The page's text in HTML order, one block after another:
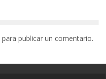
para publicar un comentario.